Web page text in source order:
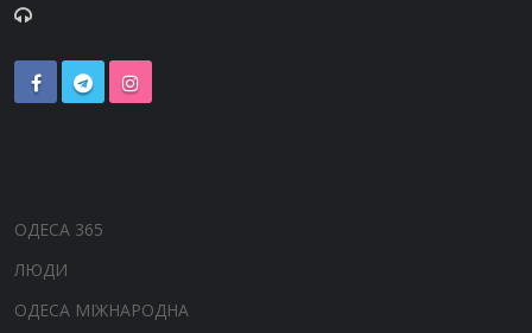
ОДЕСА 365
ЛЮДИ
ОДЕСА МІЖНАРОДНА